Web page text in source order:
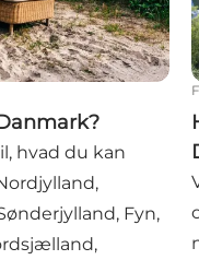
hvad du kan
Fyn,